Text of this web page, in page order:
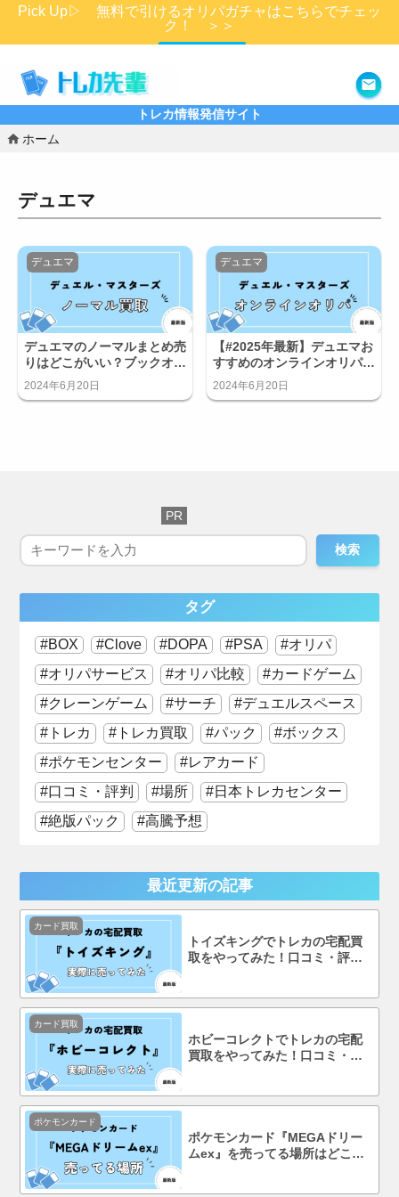
Pick Up▷ 無料で引けるオリパガチャはこちらでチェッ
ク！ ＞＞
トレカ情報発信サイト
ホーム
デュエマ
デュエマのノーマルまとめ売
りはどこがいい？ブックオフ
の買取価格とは？
2024年6月20日
デュエマ
【#2025年最新】デュエマお
すすめのオンラインオリパ優
良店2選！オリパ引くならど
2024年6月20日
デュエマ
検索
タグ
BOX Clove DOPA PSA
オリパ
オリパサービス
オリパ比較
カードゲーム
クレーンゲーム
サーチ
デュエルスペース
トレカ
トレカ買取 パック
ボックス
ポケモンセンター
レアカード
口コミ・評判
場所
日本トレカセンター
絶版パック
高騰予想
最近更新の記事
トイズキングでトレカの宅配買
取をやってみた！口コミ・評判
カード買取
ホビーコレクトでトレカの宅配
買取をやってみた！口コミ・評
カード買取
ポケモンカード『MEGAドリー
ムex』を売ってる場所はどこ？
ポケモンカード